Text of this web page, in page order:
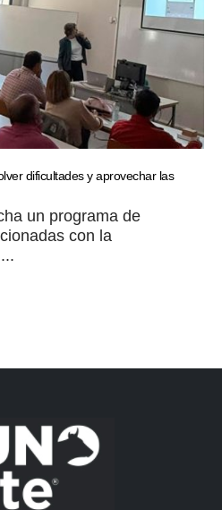
dificultades y aprovechar las
un programa de
con la